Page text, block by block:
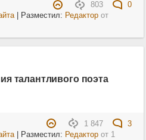
803
0
| Разместил: Редакторот
талантливого поэта
1 847
3
| Разместил: Редакторот 1